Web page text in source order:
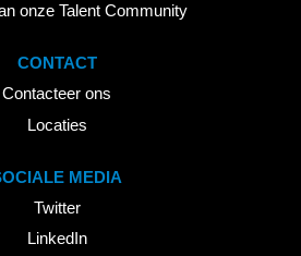
onze Talent Community
CONTACT
Contacteer ons
Locaties
MEDIA
Twitter
LinkedIn